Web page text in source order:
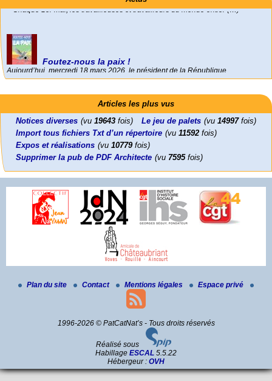
Aujourd’hui, mercredi 18 mars 2026, le président de la République
Emmanuel (…)
Leonard Peltier libre !
Leonard Peltier, un Amérindien condamné deux fois à la prison à vie pour
un (…)
En Pays-de-la-Loire le couperet est tombé !
« La présidente Horizons de la région Pays de la Loire veut faire voter ce (…)
Mon CV... Cette perle indique une nouveauté, ou le dernier travail (…)
Articles les plus vus
Notices diverses (vu 19643 fois) Le jeu de palets (vu 14997fois)
Import tous fichiers Txt d’un répertoire (vu 11592 fois)
Expos et réalisations (vu 10779fois)
Supprimer la pub de PDF Architecte (vu 7595fois)
Plan du site Contact Mentions légales Espace privé
1996-2026 © PatCatNat’s - Tous droits réservés
Réalisé sous
Habillage ESCAL 5.5.22
Hébergeur : OVH